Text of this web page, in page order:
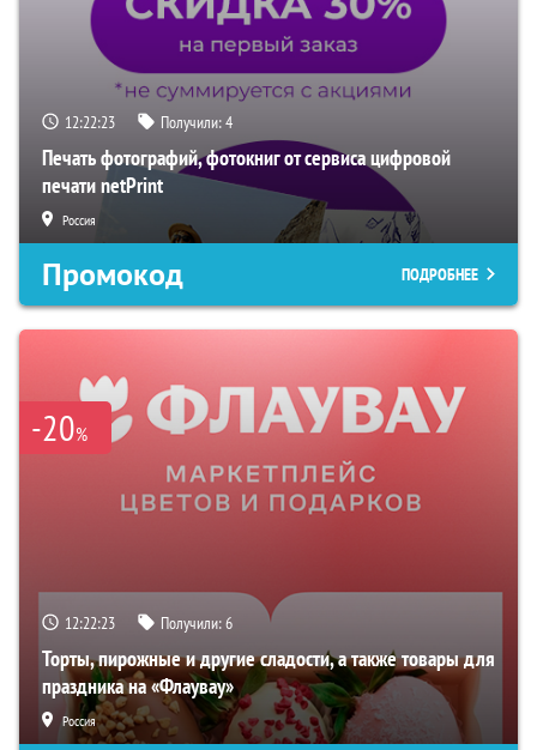
12:22:22 Получили:4
Печать фотографий, фотокниг от сервиса цифровой
печати netPrint
Россия
Промокод ПОДРОБНЕЕ
-20%
12:22:22 Получили:6
Торты, пирожные и другие сладости, а также товары для
праздника на «Флаувау»
Россия